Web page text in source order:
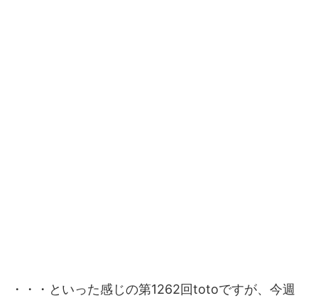
・・・といった感じの第1262回totoですが、今週